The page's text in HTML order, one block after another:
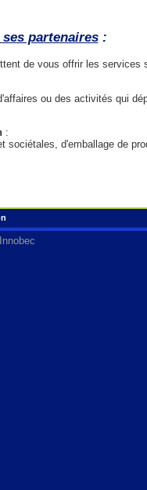
partenaires:
de vous offrir les
ou des activités qui
:
sociétales, d'emballage de
Innobec